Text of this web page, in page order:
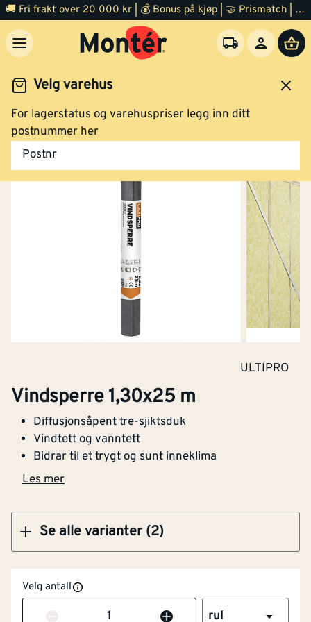
🚚 Fri frakt over 20 000 kr | 💰 Bonus på kjøp | 🤝 Prismatch | ⭐ 100% fornøyd garanti | 🏪 140 byggevarehus
Velg varehus
For lagerstatus og varehuspriser legg inn ditt
postnummer her
Postnr
Byggevarer Vindsperre
ULTIPRO
Vindsperre 1,30x25 m
Diffusjonsåpent tre-sjiktsduk
Vindtett og vanntett
Bidrar til et trygt og sunt inneklima
Les mer
Se alle varianter (2)
Vindsperre 1,30x25 m
Klikk og hent
Klikk og hent
Velg antall
Antall rul